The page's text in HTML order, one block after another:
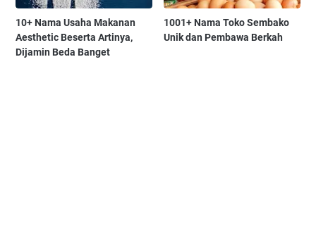
10+ Nama Usaha Makanan
Aesthetic Beserta Artinya,
Dijamin Beda Banget
1001+ Nama Toko Sembako
Unik dan Pembawa Berkah